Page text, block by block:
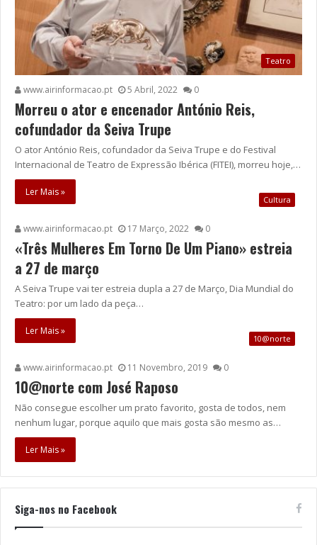
Teatro
www.airinformacao.pt 5 Abril, 2022 0
Morreu o ator e encenador António Reis,
cofundador da Seiva Trupe
O ator António Reis, cofundador da Seiva Trupe e do Festival
Internacional de Teatro de Expressão Ibérica (FITEI), morreu hoje,…
Ler Mais »
Cultura
www.airinformacao.pt 17 Março, 2022 0
«Três Mulheres Em Torno De Um Piano» estreia
a 27 de março
A Seiva Trupe vai ter estreia dupla a 27 de Março, Dia Mundial do
Teatro: por um lado da peça…
Ler Mais »
10@norte
www.airinformacao.pt 11 Novembro, 2019 0
10@norte com José Raposo
Não consegue escolher um prato favorito, gosta de todos, nem
nenhum lugar, porque aquilo que mais gosta são mesmo as…
Ler Mais »
Siga-nos no Facebook